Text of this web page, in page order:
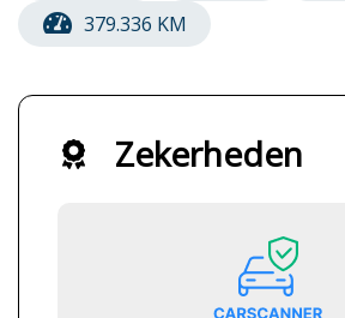
379.336 KM
Zekerheden